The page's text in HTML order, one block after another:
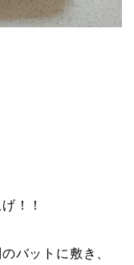
！！
バットに敷き、